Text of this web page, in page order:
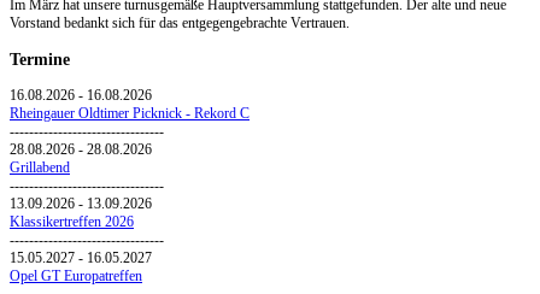
Im März hat unsere turnusgemäße Hauptversammlung stattgefunden. Der alte und neue
Vorstand bedankt sich für das entgegengebrachte Vertrauen.
Termine
16.08.2026 - 16.08.2026
Rheingauer Oldtimer Picknick - Rekord C
--------------------------------
28.08.2026 - 28.08.2026
Grillabend
--------------------------------
13.09.2026 - 13.09.2026
Klassikertreffen 2026
--------------------------------
15.05.2027 - 16.05.2027
Opel GT Europatreffen